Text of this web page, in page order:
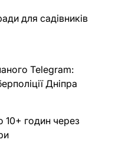
для садівників
Telegram:
Дніпра
10+ годин через